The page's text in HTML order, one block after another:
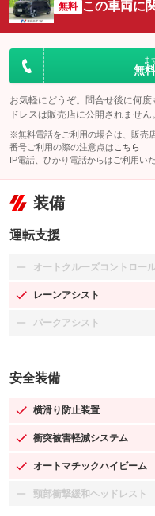
無料 この車両に
ま
無
お気軽にどうぞ。問合せ後に何
ドレスは販売店に公開されません。
※無料電話をご利用の場合は、販売
番号ご利用の際の注意点は こちら
IP電話、ひかり電話からはご利用い
装備
運転支援
オートクルーズコントロー
：装備なし
レーンアシスト
：装備あり
パークアシスト
：装備なし
安全装備
横滑り防止装置
：装備あり
衝突被害軽減システム
：装備あり
オートマチックハイビーム
：装備あり
頸部衝撃緩和ヘッドレスト
：装備なし